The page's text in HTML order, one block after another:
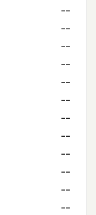
--
--
--
--
--
--
--
--
--
--
--
--